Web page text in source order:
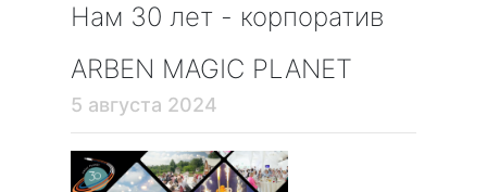
Нам 30 лет - корпоратив
ARBEN MAGIC PLANET
5 августа 2024